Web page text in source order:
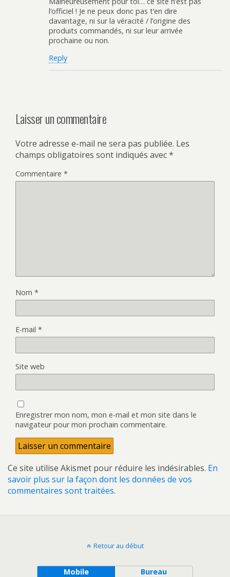
l’officiel ! Je ne peux donc pas t’en dire
davantage, ni sur la véracité / l’origine des
produits commandés, ni sur leur arrivée
prochaine ou non.
Reply
Laisser un commentaire
Votre adresse e-mail ne sera pas publiée. Les
champs obligatoires sont indiqués avec*
Commentaire *
Nom *
E-mail *
Site web
Enregistrer mon nom, mon e-mail et mon site dans le
navigateur pour mon prochain commentaire.
Ce site utilise Akismet pour réduire les indésirables. En
savoir plus sur la façon dont les données de vos
commentaires sont traitées.
Retour au début
Mobile Bureau